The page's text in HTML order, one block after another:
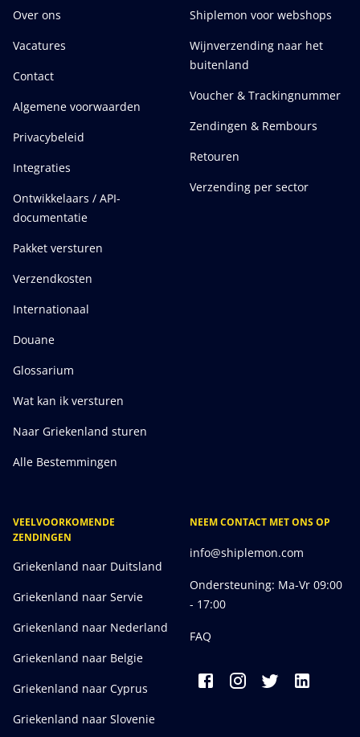
Over ons
Vacatures
Contact
Algemene voorwaarden
Privacybeleid
Integraties
Ontwikkelaars / API-
documentatie
Pakket versturen
Verzendkosten
Internationaal
Douane
Glossarium
Wat kan ik versturen
Naar Griekenland sturen
Alle Bestemmingen
Shiplemon voor webshops
Wijnverzending naar het
buitenland
Voucher & Trackingnummer
Zendingen & Rembours
Retouren
Verzending per sector
VEELVOORKOMENDE
ZENDINGEN
Griekenland naar Duitsland
Griekenland naar Servie
Griekenland naar Nederland
Griekenland naar Belgie
Griekenland naar Cyprus
Griekenland naar Slovenie
NEEM CONTACT MET ONS OP
info@shiplemon.com
Ondersteuning: Ma-Vr 09:00
- 17:00
FAQ